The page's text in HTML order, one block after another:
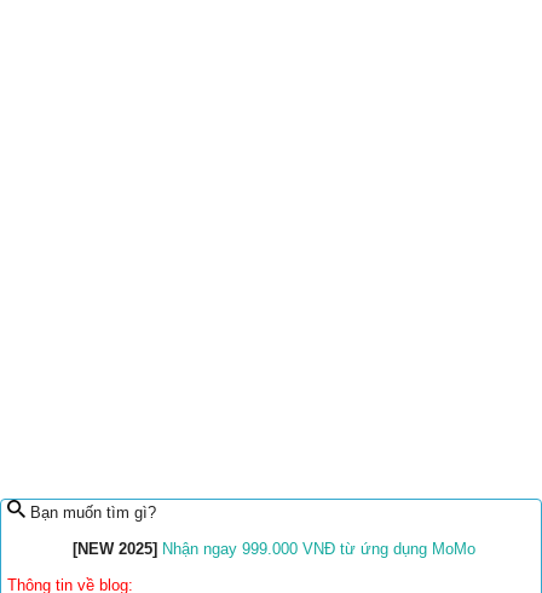
Bạn muốn tìm gì?
[NEW 2025] Nhận ngay 999.000 VNĐ từ ứng dụng MoMo
Thông tin về blog: